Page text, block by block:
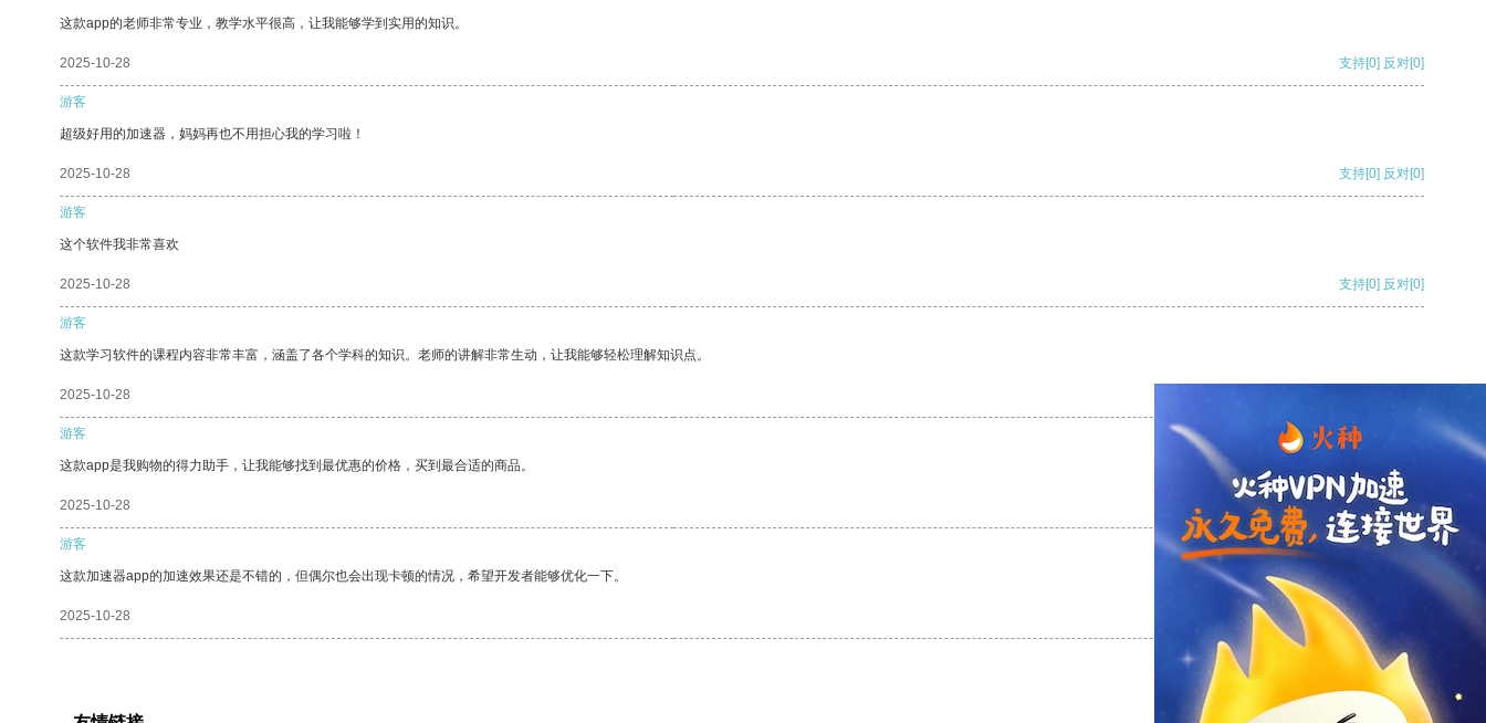
这款app的老师非常专业，教学水平很高，让我能够学到实用的知识。
2025-10-28 支持[0] 反对[0]
游客
超级好用的加速器，妈妈再也不用担心我的学习啦！
2025-10-28 支持[0] 反对[0]
游客
这个软件我非常喜欢
2025-10-28 支持[0] 反对[0]
游客
这款学习软件的课程内容非常丰富，涵盖了各个学科的知识。老师的讲解非常生动，让我能够轻松理解知识点。
2025-10-28
游客
这款app是我购物的得力助手，让我能够找到最优惠的价格，买到最合适的商品。
2025-10-28 支持 [0] 反对 [0]
游客
这款加速器app的加速效果还是不错的，但偶尔也会出现卡顿的情况，希望开发者能够优化一下。
2025-10-28 支持